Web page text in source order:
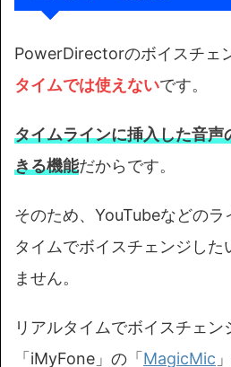
PowerDirectorのボイスチェ
タイムでは使えないです。
タイムラインに挿入した音声
きる機能だからです。
そのため、YouTubeなどの
タイムでボイスチェンジした
ません。
リアルタイムでボイスチェン
「iMyFone」の「MagicMic